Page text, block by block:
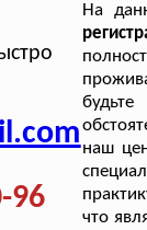
96
На
наш
что